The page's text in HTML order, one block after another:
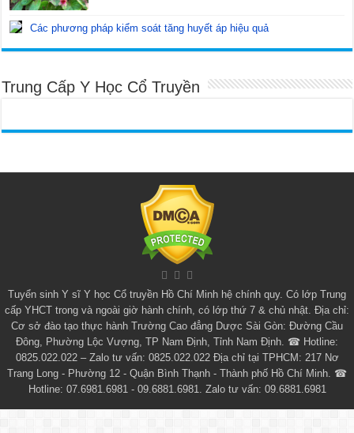
Các phương pháp kiểm soát tăng huyết áp hiệu quả
Trung Cấp Y Học Cổ Truyền
Tuyển sinh Y sĩ Y học Cổ truyền Hồ Chí Minh hệ chính quy. Có lớp Trung
cấp YHCT trong và ngoài giờ hành chính, có lớp thứ 7 & chủ nhật. Địa chỉ:
Cơ sở đào tạo thực hành Trường Cao đẳng Dược Sài Gòn: Đường Cầu
Đông, Phường Lộc Vượng, TP Nam Định, Tỉnh Nam Định. ☎ Hotline:
0825.022.022 – Zalo tư vấn: 0825.022.022 Địa chỉ tại TPHCM: 217 Nơ
Trang Long - Phường 12 - Quận Bình Thạnh - Thành phố Hồ Chí Minh. ☎
Hotline: 07.6981.6981 - 09.6881.6981. Zalo tư vấn: 09.6881.6981